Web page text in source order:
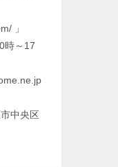
」
時～17
中央区